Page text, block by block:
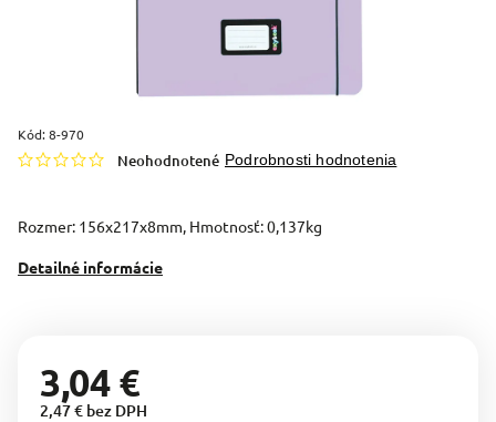
Kód:8-970
Neohodnotené Podrobnosti hodnotenia
Rozmer: 156x217x8mm, Hmotnosť: 0,137kg
Detailné informácie
3,04 €
2,47 € bez DPH